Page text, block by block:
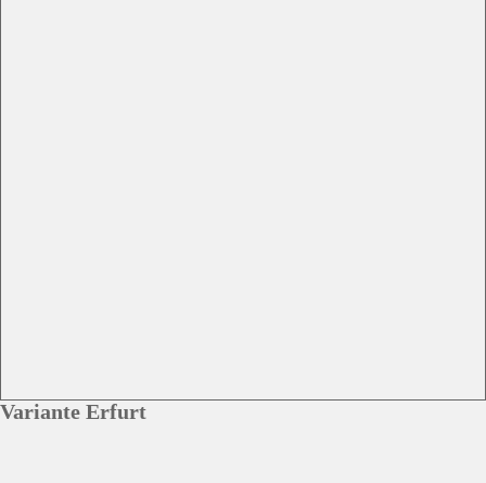
Variante Erfurt